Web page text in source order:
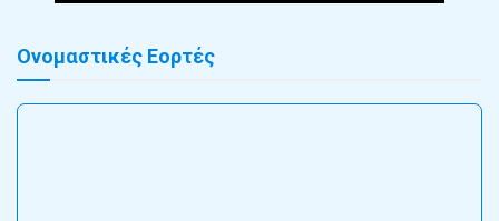
Ονομαστικές Εορτές